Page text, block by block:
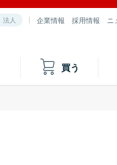
法人 企業情報 採用情報 ニ
買う